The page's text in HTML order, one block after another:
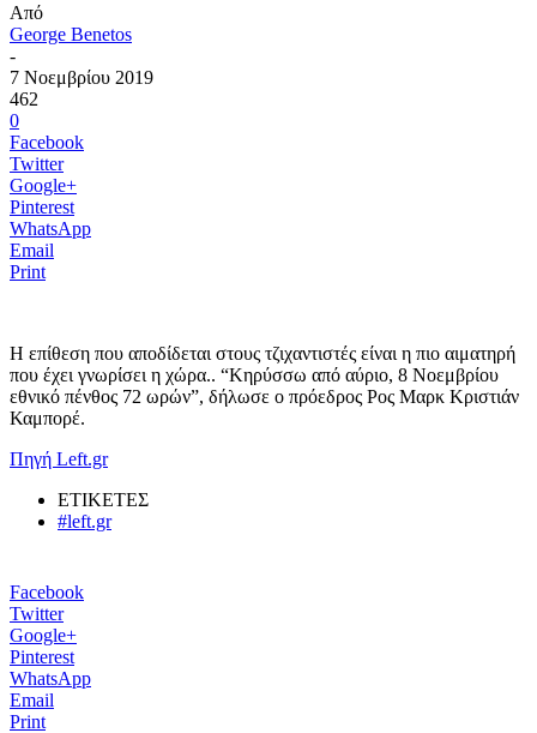
Από
George Benetos
-
7 Νοεμβρίου 2019
462
0
Facebook
Twitter
Google+
Pinterest
WhatsApp
Email
Print
Η επίθεση που αποδίδεται στους τζιχαντιστές είναι η πιο αιματηρή
που έχει γνωρίσει η χώρα.. “Κηρύσσω από αύριο, 8 Νοεμβρίου
εθνικό πένθος 72 ωρών”, δήλωσε ο πρόεδρος Ρος Μαρκ Κριστιάν
Καμπορέ.
Πηγή Left.gr
ΕΤΙΚΕΤΕΣ
#left.gr
Facebook
Twitter
Google+
Pinterest
WhatsApp
Email
Print